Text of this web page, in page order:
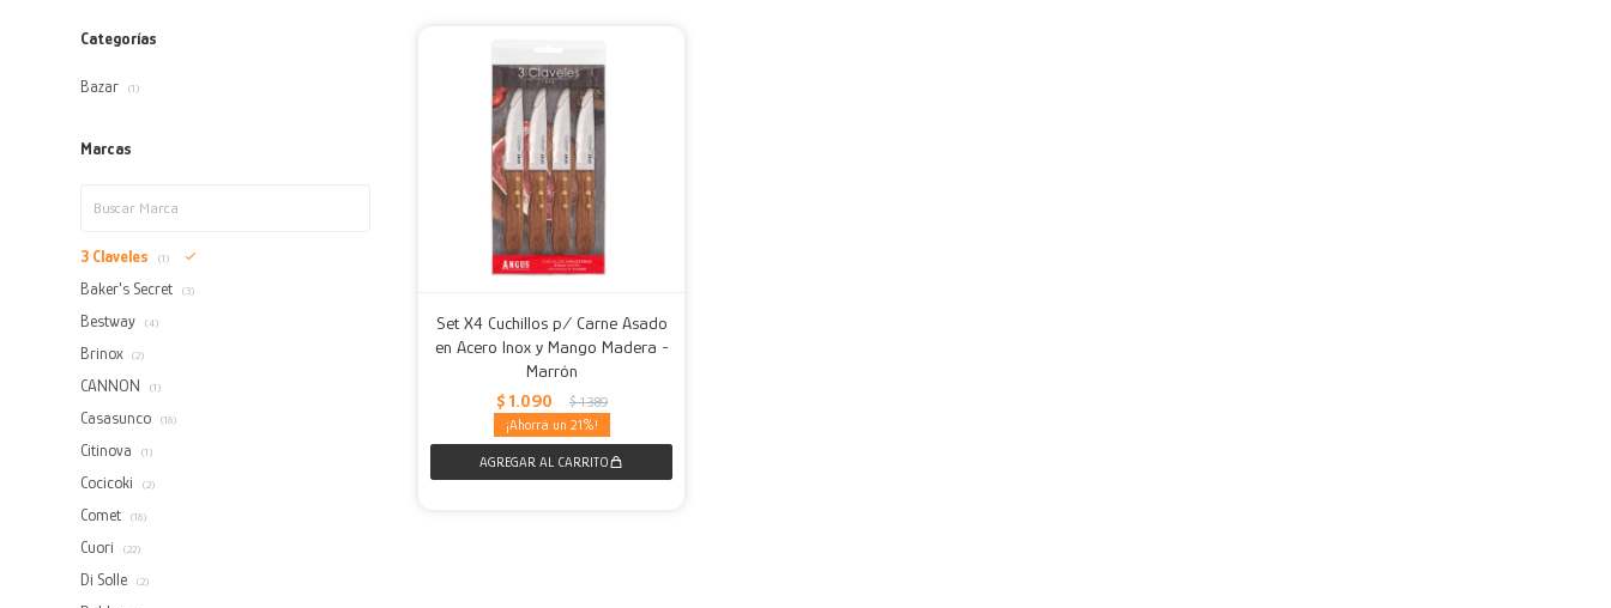
Set X4 Cuchillos p/ Carne Asado
en Acero Inox y Mango Madera -
Marrón
$ 1.090 $ 1.389
21
Categorías
Bazar (1)
Marcas
3 Claveles (1)
Baker's Secret (3)
Bestway (4)
Brinox (2)
CANNON (1)
Casasunco (18)
Citinova (1)
Cocicoki (2)
Comet (18)
Cuori (22)
Di Solle (2)